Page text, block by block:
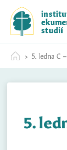
c
studií
5. ledna C –
5.